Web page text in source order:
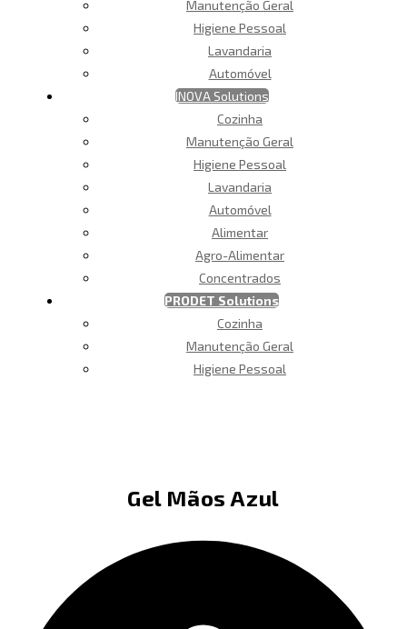
Manutenção Geral
Higiene Pessoal
Lavandaria
Automóvel
INOVA Solutions
Cozinha
Manutenção Geral
Higiene Pessoal
Lavandaria
Automóvel
Alimentar
Agro-Alimentar
Concentrados
PRODET Solutions
Cozinha
Manutenção Geral
Higiene Pessoal
Gel Mãos Azul